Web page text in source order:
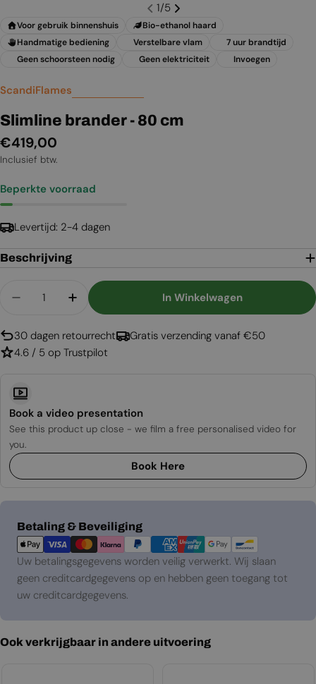
1/5
Voor gebruik binnenshuis
Bio-ethanol haard
Handmatige bediening
Verstelbare vlam
7 uur brandtijd
Geen schoorsteen nodig
Geen elektriciteit Invoegen
ScandiFlames
Slimline brander - 80 cm
Normale
prijs
€419,00
Inclusief btw.
Beperkte voorraad
Levertijd: 2-4 dagen
Beschrijving
Aantal Verlagen Voor Slimline Brander - 80 Cm
Aantal Verhogen Voor Slimline Brander
In Winkelwagen
30 dagen retourrecht
Gratis verzending vanaf €50
4.6 / 5 op Trustpilot
Book a video presentation
See this product up close - we film a free personalised video for
you.
Book Here
Betaling & Beveiliging
Betaalmethoden
Uw betalingsgegevens worden veilig verwerkt. Wij slaan
geen creditcardgegevens op en hebben geen toegang tot
uw creditcardgegevens.
Ook verkrijgbaar in andere uitvoering